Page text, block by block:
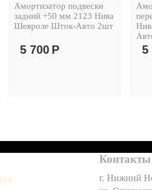
Амортизатор подвески
задний +50 мм 2123 Нива
Шевроле Шток-Авто 2шт
5 700 Р 5
Контакты
г. Нижний